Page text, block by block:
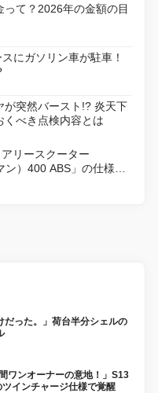
て？2026年の金額の目
にガソリン車が駐車！
が突然バースト!? 炎天下
くべき点検内容とは
リースクーター
ン）400 ABS」の仕様を
だった。」荷台半分シェルの
ワンオーナーの意地！」S13
インチャージ仕様で覚醒